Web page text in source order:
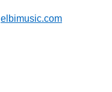
elbimusic.com